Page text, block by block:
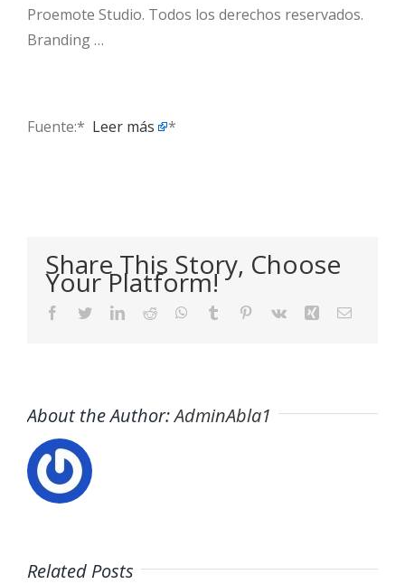
Proemote Studio. Todos los derechos reservados.
Branding …
Fuente:* ​ Leer más *
Share This Story, Choose
Your Platform!
Facebook
TwitterLinkedIn
Reddit WhatsApp
Tumblr Pinterest
Vk Xing Email
About the Author:AdminAbla1
Related Posts